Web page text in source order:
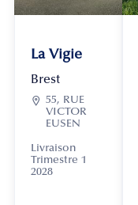
La Vigie
Brest
 55, RUE
VICTOR
EUSEN
Livraison
Trimestre 1
2028